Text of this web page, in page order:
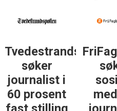
Tvedestrandsposten
søker
journalist i
60 prosent